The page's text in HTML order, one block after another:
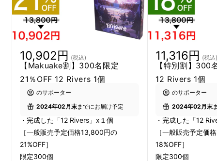
10,902円 (税込)
【Makuake割】300名限定
21％OFF 12 Rivers 1個
のサポーター
2024年02月末までにお届け予定
・完成した「12 Rivers」x１個
［一般販売予定価格13,800円の
21%OFF］
限定300個
11,316円 (税込)
【特別割】300
12 Rivers 1個
のサポーター
2024年02月末
・完成した「12
［一般販売予定価
18%OFF］
限定300個